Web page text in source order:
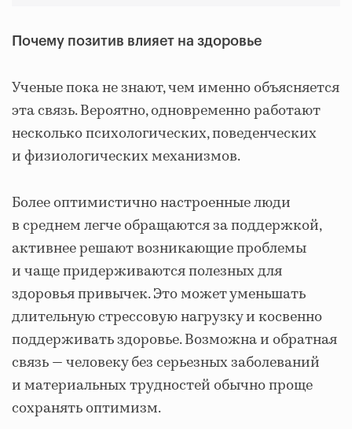
Почему позитив влияет на здоровье
Ученые пока не знают, чем именно объясняется
эта связь. Вероятно, одновременно работают
несколько психологических, поведенческих
и физиологических механизмов.
Более оптимистично настроенные люди
в среднем легче обращаются за поддержкой,
активнее решают возникающие проблемы
и чаще придерживаются полезных для
здоровья привычек. Это может уменьшать
длительную стрессовую нагрузку и косвенно
поддерживать здоровье. Возможна и обратная
связь — человеку без серьезных заболеваний
и материальных трудностей обычно проще
сохранять оптимизм.